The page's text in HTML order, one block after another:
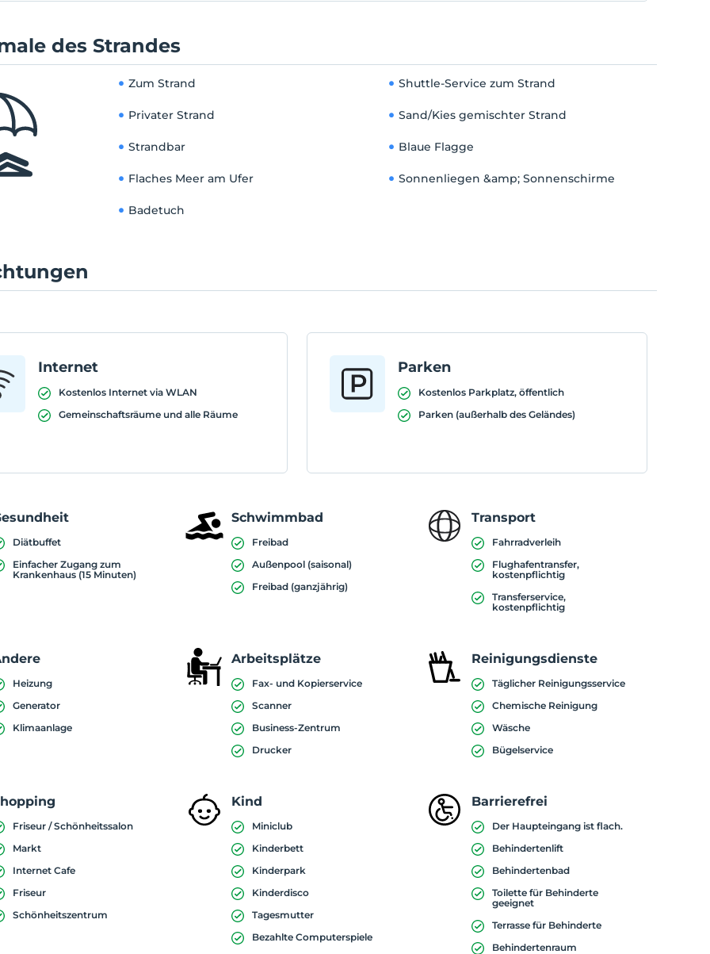
Klimaanlage, Minibar, Dusche, Shampoo, Haartrockner und
sind in den Zimmern verfügbar. Das einzige, was Sie
damit Ihre Seele und Ihr Körper von Stress und
befreit werden, ist, so schnell wie möglich zum Laren
Hotel & Spa zu kommen.
km vom Glockenturm und 4,3 km vom Kirik-Minarett
des Strandes
Zum Strand Shuttle-Service zum Strand
Privater Strand Sand/Kies gemischter Strand
Strandbar Blaue Flagge
Flaches Meer am Ufer Sonnenliegen &amp; Sonnenschirme
Badetuch
Internet
Kostenlos Internet via WLAN
Gemeinschaftsräume und alle Räume
Parken
Kostenlos Parkplatz, öffentlich
Parken (außerhalb des Geländes)
Diätbuffet
Einfacher Zugang zum
Krankenhaus (15 Minuten)
Schwimmbad
Freibad
Außenpool (saisonal)
Freibad (ganzjährig)
Transport
Fahrradverleih
Flughafentransfer,
kostenpflichtig
Transferservice,
kostenpflichtig
Heizung
Generator
Klimaanlage
Arbeitsplätze
Fax- und Kopierservice
Scanner
Business-Zentrum
Drucker
Reinigungsdienste
Täglicher Reinigungsservice
Chemische Reinigung
Wäsche
Bügelservice
Friseur / Schönheitssalon
Markt
Internet Cafe
Friseur
Schönheitszentrum
Kind
Miniclub
Kinderbett
Kinderpark
Kinderdisco
Tagesmutter
Bezahlte Computerspiele
Barrierefrei
Der Haupteingang ist flach.
Behindertenlift
Behindertenbad
Toilette für Behinderte
geeignet
Terrasse für Behinderte
Behindertenraum